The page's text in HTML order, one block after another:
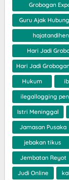
Grobogan
Guru Ajak
Hari Jadi
Hari Jadi
Hukum
ilegallogging
Istri Meninggal
Jamasan Pusaka
jebakan tikus
Jembatan Reyot
Judi Online